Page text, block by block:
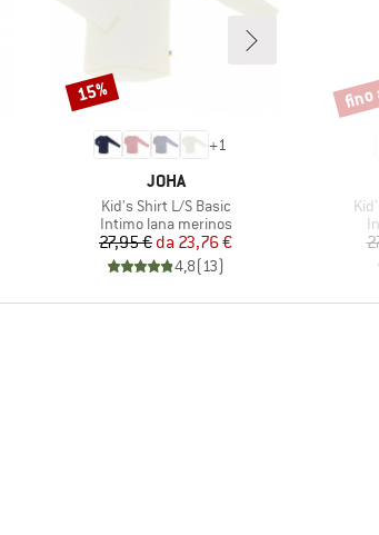
+1
MARCHIO
JOHA
Articolo
Kid's Shirt L/S Basic
Gruppo di prodotti
Intimo lana merinos
Prezzo
27,95 € Prezzo ridotto
da 23,76 €
4,8(13)
Sconto
15% fino